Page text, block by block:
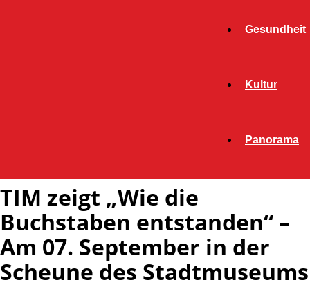
Gesundheit
Kultur
Panorama
TIM zeigt „Wie die Buchstaben entstanden“ –
TIM zeigt „Wie die
Buchstaben entstanden“ –
Am 07. September in der
Scheune des Stadtmuseums